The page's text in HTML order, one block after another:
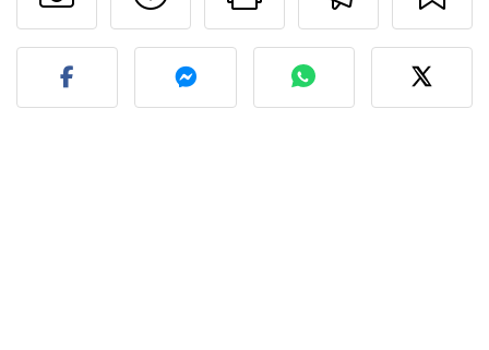
Publicar la foto de esta